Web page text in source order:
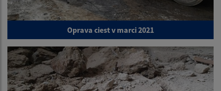
Oprava ciest v marci 2021